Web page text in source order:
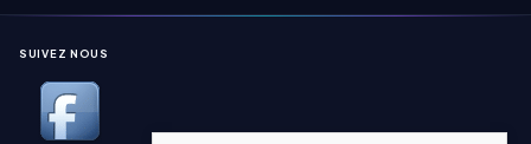
SUIVEZ NOUS